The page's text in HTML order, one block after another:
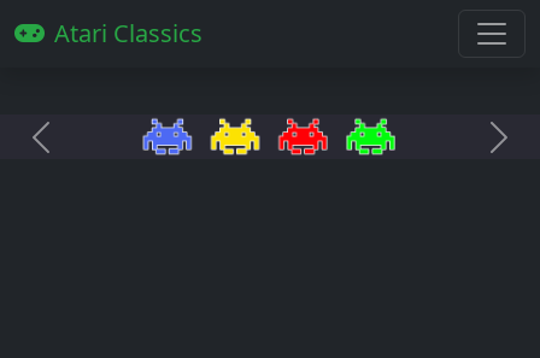
Atari Classics
Anterior